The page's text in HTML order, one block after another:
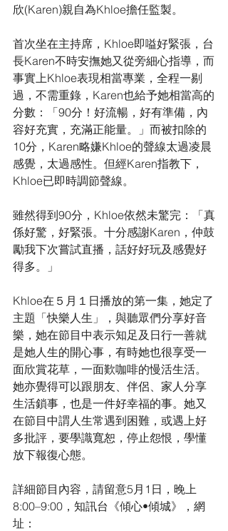
欣(Karen)親自為Khloe擔任監製。
首次坐在主持席，Khloe即嗌好緊張，台
長Karen不時安撫她又從旁細心指導，而
事實上Khloe表現相當專業，全程一剔
過，不需重錄，Karen也給予她相當高的
分數：「90分！好流暢，好有準備，內
容好充實，充滿正能量。」而被扣除的
10分，Karen略嫌Khloe的聲線太過凌晨
感覺，太過感性。但經Karen指教下，
Khloe已即時調節聲線。
雖然得到90分，Khloe依然未驚完：「真
係好驚，好緊張。十分感謝Karen，仲鼓
勵我下次嘗試直播，話好好玩及感覺好
得多。」
Khloe在５月１日播放的第一集，她定了
主題「快樂人生」，與聽眾們分享好音
樂，她在節目中表示知足及日行一善就
是她人生的開心事，有時她也很享受一
面欣賞花草，一面歎咖啡的慢活生活。
她亦覺得可以跟朋友、伴侶、家人分享
生活鎖事，也是一件好幸福的事。她又
在節目中謂人生常遇到困難，或遇上好
多批評，要學識寬恕，停止怨恨，學懂
放下報復心態。
詳細節目內容，請留意5月1日，晚上
8:00–9:00，知訊台《傾心•傾城》，網
址：